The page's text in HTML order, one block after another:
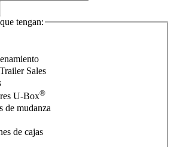
tengan:
Sales
U-Box®
de mudanza
de cajas